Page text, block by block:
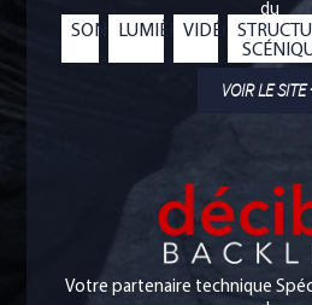
du
SON LUMIÈREVIDÉO
VOIR LE SITE
Votre partenaire technique